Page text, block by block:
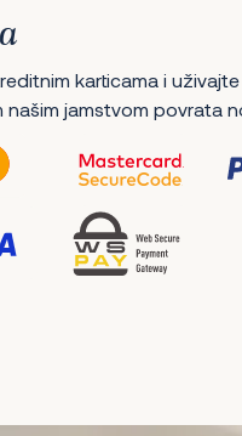
karticama i
jamstvom povrata